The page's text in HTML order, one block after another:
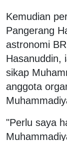
Kemudian
Pangerang
astronomi
Hasanuddin,
sikap
anggota
"Perlu saya